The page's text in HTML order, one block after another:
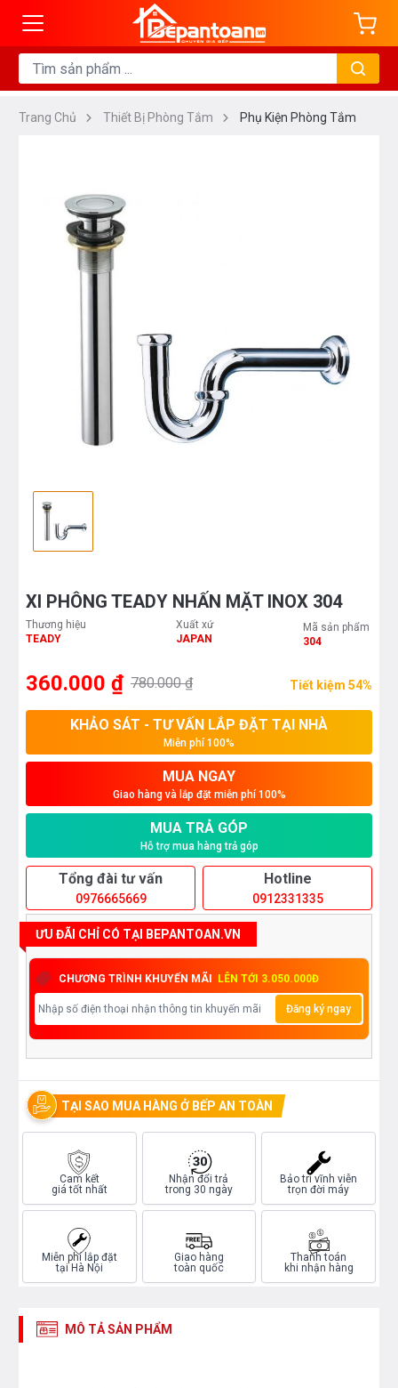
Trang Chủ Thiết Bị Phòng Tắm Phụ Kiện Phòng Tắm
XI PHÔNG TEADY NHẤN MẶT INOX 304
Thương hiệu
TEADY
Xuất xứ
JAPAN
Mã sản phẩm
304
360.000 ₫ 780.000 ₫ Tiết kiệm 54%
KHẢO SÁT - TƯ VẤN LẮP ĐẶT TẠI NHÀ
Miễn phí 100%
MUA NGAY
Giao hàng và lắp đặt miễn phí 100%
MUA TRẢ GÓP
Hỗ trợ mua hàng trả góp
Tổng đài tư vấn
0976665669
Hotline
0912331335
ƯU ĐÃI CHỈ CÓ TẠI BEPANTOAN.VN
CHƯƠNG TRÌNH KHUYẾN MÃI LÊN TỚI 3.050.000Đ
Đăng ký ngay
TẠI SAO MUA HÀNG Ở BẾP AN TOÀN
Cam kết
giá tốt nhất
Nhận đổi trả
trong 30 ngày
Bảo trì vĩnh viễn
trọn đời máy
Miễn phí lắp đặt
tại Hà Nội
Giao hàng
toàn quốc
Thanh toán
khi nhận hàng
MÔ TẢ SẢN PHẨM